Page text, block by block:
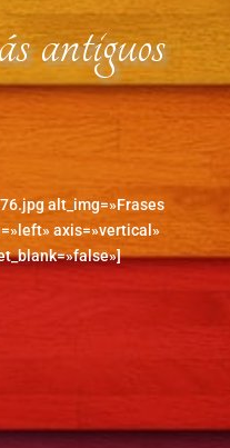
antiguos
alt_img=»Frases
axis=»vertical»